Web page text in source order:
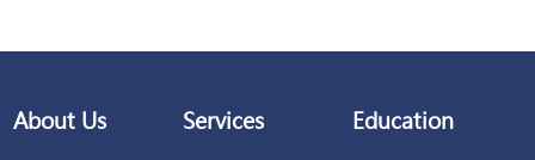
About Us Services Education